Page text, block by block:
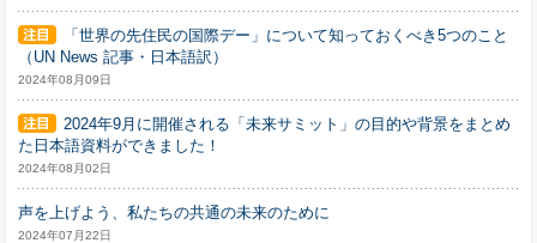
「世界の先住民の国際デー」について知っておくべき5つのこと
（UN News 記事・日本語訳）
2024年08月09日
2024年9月に開催される「未来サミット」の目的や背景をまとめ
た日本語資料ができました！
2024年08月02日
声を上げよう、私たちの共通の未来のために
2024年07月22日